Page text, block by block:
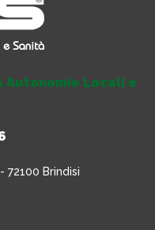
Autonomie Locali e
72100 Brindisi